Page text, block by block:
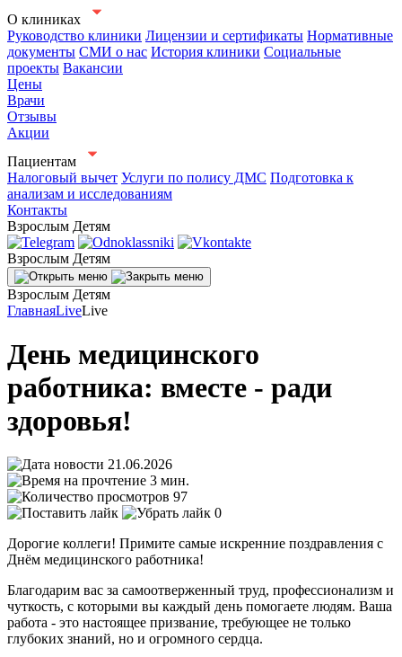
О клиниках
Руководство клиники Лицензии и сертификаты Нормативные
документы СМИ о нас История клиники Социальные
проекты Вакансии
Цены
Врачи
Отзывы
Акции
Пациентам
Налоговый вычет Услуги по полису ДМС Подготовка к
анализам и исследованиям
Контакты
Взрослым Детям
Взрослым Детям
Взрослым Детям
ГлавнаяLiveLive
День медицинского
работника: вместе - ради
здоровья!
21.06.2026
3 мин.
97
0
Дорогие коллеги! Примите самые искренние поздравления с
Днём медицинского работника!
Благодарим вас за самоотверженный труд, профессионализм и
чуткость, с которыми вы каждый день помогаете людям. Ваша
работа - это настоящее призвание, требующее не только
глубоких знаний, но и огромного сердца.